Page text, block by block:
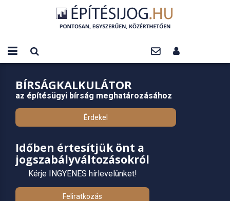
BÍRSÁGKALKULÁTOR
az építésügyi bírság meghatározásához
Érdekel
Időben értesítjük önt a
jogszabályváltozásokról
Kérje INGYENES hírlevelünket!
Feliratkozás